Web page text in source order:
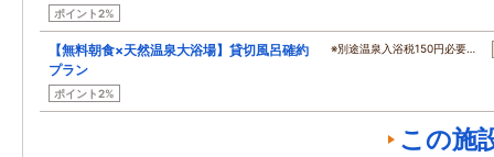
ポイント2%
【無料朝食×天然温泉大浴場】貸切風呂確約
プラン
ポイント2%
※別途温泉入浴税150円必要…
この施